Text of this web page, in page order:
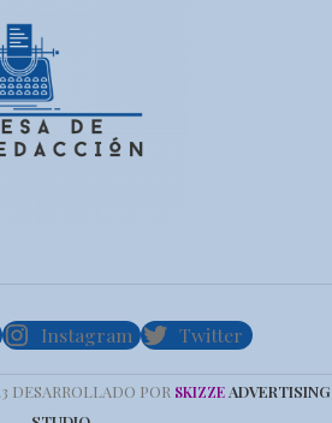
Instagram Twitter
DESARROLLADO POR SKIZZEADVERTISING